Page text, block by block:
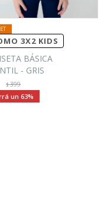
3X2 KIDS
BÁSICA
- GRIS
$399
63